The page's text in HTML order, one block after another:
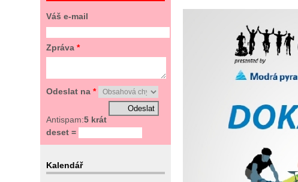
Váš e-mail
Zpráva*
Odeslat na*
Antispam:5 krát
deset =
Kalendář